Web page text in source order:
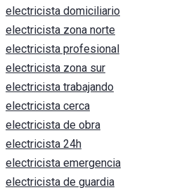
electricista domiciliario
electricista zona norte
electricista profesional
electricista zona sur
electricista trabajando
electricista cerca
electricista de obra
electricista 24h
electricista emergencia
electricista de guardia